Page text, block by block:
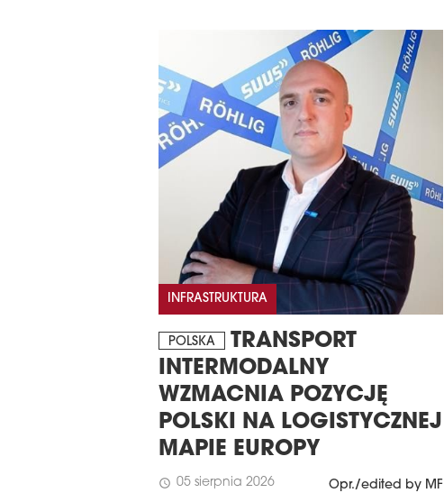
INFRASTRUKTURA
POLSKA
TRANSPORT
INTERMODALNY
WZMACNIA POZYCJĘ
POLSKI NA LOGISTYCZNEJ
MAPIE EUROPY
schedule 05 sierpnia 2026 Opr./edited by MF